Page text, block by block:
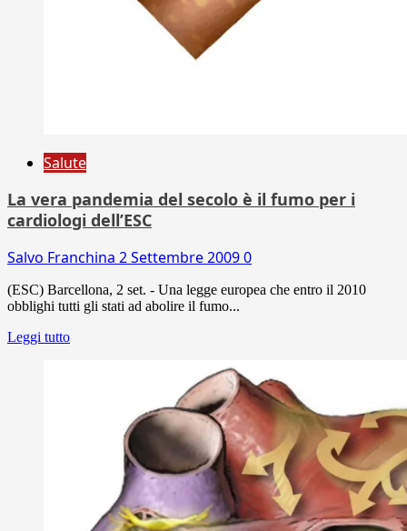
Salute
La vera pandemia del secolo è il fumo per i
cardiologi dell’ESC
Salvo Franchina 2 Settembre 20090
(ESC) Barcellona, 2 set. - Una legge europea che entro il 2010
obblighi tutti gli stati ad abolire il fumo...
Leggi tutto